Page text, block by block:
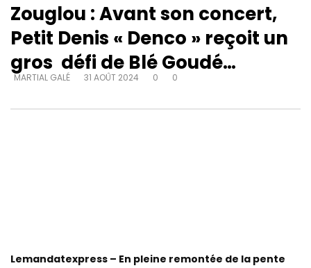
Zouglou : Avant son concert,
Petit Denis « Denco » reçoit un
gros défi de Blé Goudé…
MARTIAL GALÉ 31 AOÛT 2024 0 0
Lemandatexpress – En pleine remontée de la pente